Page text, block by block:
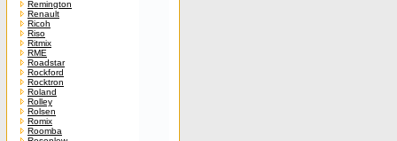
Remington
Renault
Ricoh
Riso
Ritmix
RME
Roadstar
Rockford
Rocktron
Roland
Rolley
Rolsen
Romix
Roomba